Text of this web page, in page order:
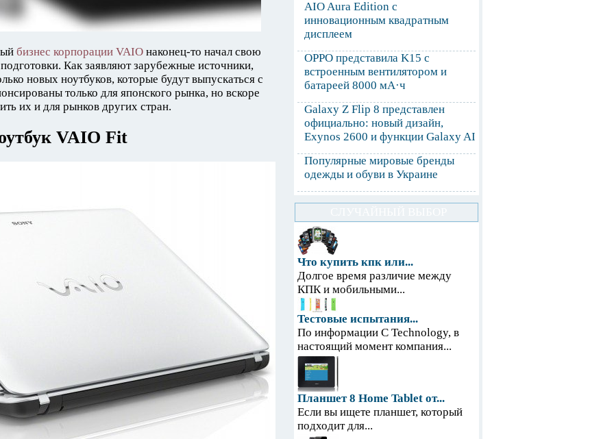
бизнес корпорации VAIO наконец-то начал свою
Как заявляют зарубежные источники,
новых ноутбуков, которые будут выпускаться с
только для японского рынка, но вскоре
их и для рынков других стран.
VAIO Fit
AIO Aura Edition с
инновационным квадратным
дисплеем
OPPO представила K15 с
встроенным вентилятором и
батареей 8000 мА·ч
Galaxy Z Flip 8 представлен
официально: новый дизайн,
Exynos 2600 и функции Galaxy AI
Популярные мировые бренды
одежды и обуви в Украине
Что купить кпк или...
Долгое время различие между
КПК и мобильными...
Тестовые испытания...
По информации С Technology, в
настоящий момент компания...
Планшет 8 Home Tablet от...
Если вы ищете планшет, который
подходит для...